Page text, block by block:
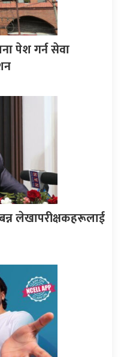
पेश गर्न सेवा
लेखापरीक्षकहरूलाई